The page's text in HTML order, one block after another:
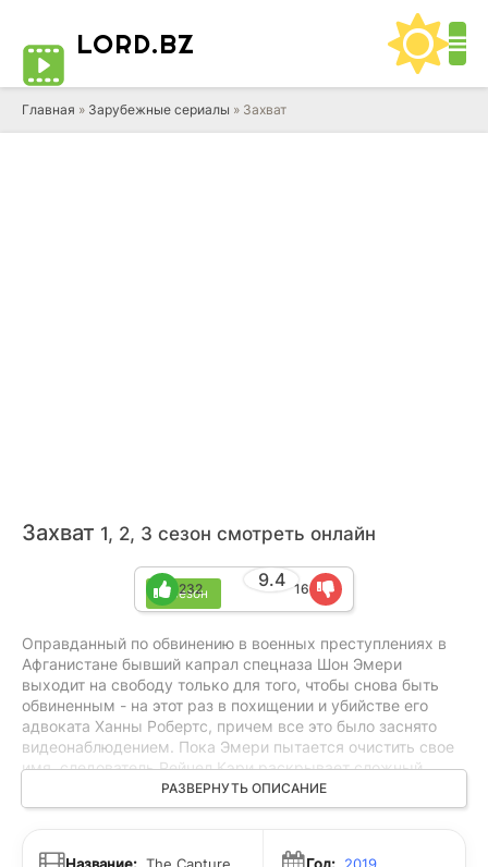
LORD.BZ
Главная » Зарубежные сериалы » Захват
Захват 1, 2, 3 сезон смотреть онлайн
3 сезон
9.4
232 16
Оправданный по обвинению в военных преступлениях в
Афганистане бывший капрал спецназа Шон Эмери
выходит на свободу только для того, чтобы снова быть
обвиненным - на этот раз в похищении и убийстве его
адвоката Ханны Робертс, причем все это было заснято
видеонаблюдением. Пока Эмери пытается очистить свое
имя, следователь Рейчел Кэри раскрывает сложный
заговор, ставя под сомнение достоверность отснятого
материала.
РАЗВЕРНУТЬ ОПИСАНИЕ